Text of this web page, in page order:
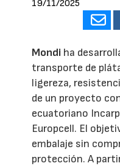
19/11/2025
Mondi ha
transporte de
ligereza,
de un proyecto
ecuatoriano
Europcell. El
embalaje sin
protección. A